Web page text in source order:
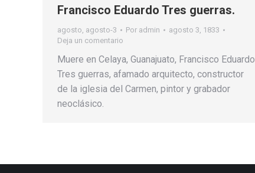
Francisco Eduardo Tres guerras.
agosto, agosto-3 Por admin
agosto 3, 1833
Deja un comentario
Muere en Celaya, Guanajuato, Francisco Eduardo
Tres guerras, afamado arquitecto, constructor
de la iglesia del Carmen, pintor y grabador
neoclásico.